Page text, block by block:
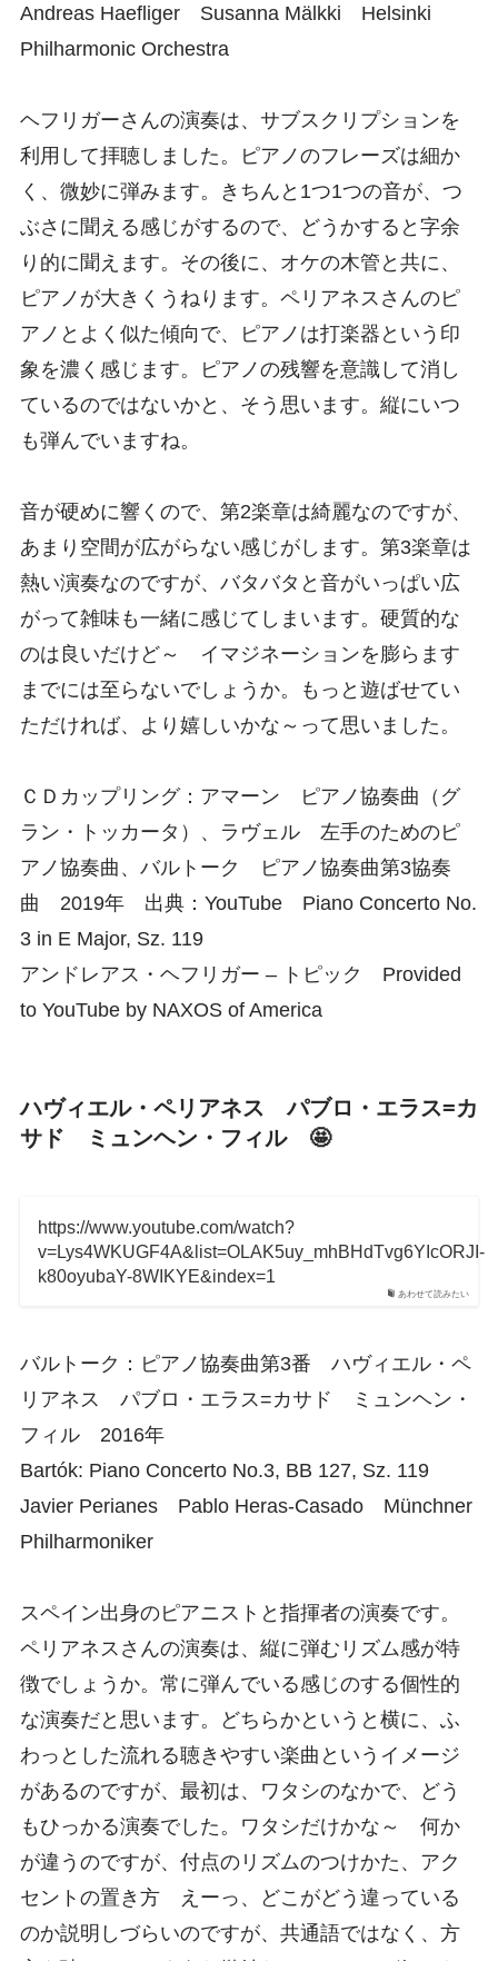
Andreas Haefliger Susanna Mälkki Helsinki
Philharmonic Orchestra
ヘフリガーさんの演奏は、サブスクリプションを
利用して拝聴しました。ピアノのフレーズは細か
く、微妙に弾みます。きちんと1つ1つの音が、つ
ぶさに聞える感じがするので、どうかすると字余
り的に聞えます。その後に、オケの木管と共に、
ピアノが大きくうねります。ペリアネスさんのピ
アノとよく似た傾向で、ピアノは打楽器という印
象を濃く感じます。ピアノの残響を意識して消し
ているのではないかと、そう思います。縦にいつ
も弾んでいますね。
音が硬めに響くので、第2楽章は綺麗なのですが、
あまり空間が広がらない感じがします。第3楽章は
熱い演奏なのですが、バタバタと音がいっぱい広
がって雑味も一緒に感じてしまいます。硬質的な
のは良いだけど～ イマジネーションを膨らます
までには至らないでしょうか。もっと遊ばせてい
ただければ、より嬉しいかな～って思いました。
ＣＤカップリング：アマーン ピアノ協奏曲（グ
ラン・トッカータ）、ラヴェル 左手のためのピ
アノ協奏曲、バルトーク ピアノ協奏曲第3協奏
曲 2019年 出典：YouTube Piano Concerto No.
3 in E Major, Sz. 119
アンドレアス・ヘフリガー – トピック Provided
to YouTube by NAXOS of America
ハヴィエル・ペリアネス パブロ・エラス=カ
サド ミュンヘン・フィル 🤩
あわせて読みたい
https://www.youtube.com/watch?
v=Lys4WKUGF4A&list=OLAK5uy_mhBHdTvg6YIcORJI-
k80oyubaY-8WIKYE&index=1
バルトーク：ピアノ協奏曲第3番 ハヴィエル・ペ
リアネス パブロ・エラス=カサド ミュンヘン・
フィル 2016年
Bartók: Piano Concerto No.3, BB 127, Sz. 119
Javier Perianes Pablo Heras-Casado Münchner
Philharmoniker
スペイン出身のピアニストと指揮者の演奏です。
ペリアネスさんの演奏は、縦に弾むリズム感が特
徴でしょうか。常に弾んでいる感じのする個性的
な演奏だと思います。どちらかというと横に、ふ
わっとした流れる聴きやすい楽曲というイメージ
があるのですが、最初は、ワタシのなかで、どう
もひっかる演奏でした。ワタシだけかな～ 何か
が違うのですが、付点のリズムのつけかた、アク
セントの置き方 えーっ、どこがどう違っている
のか説明しづらいのですが、共通語ではなく、方